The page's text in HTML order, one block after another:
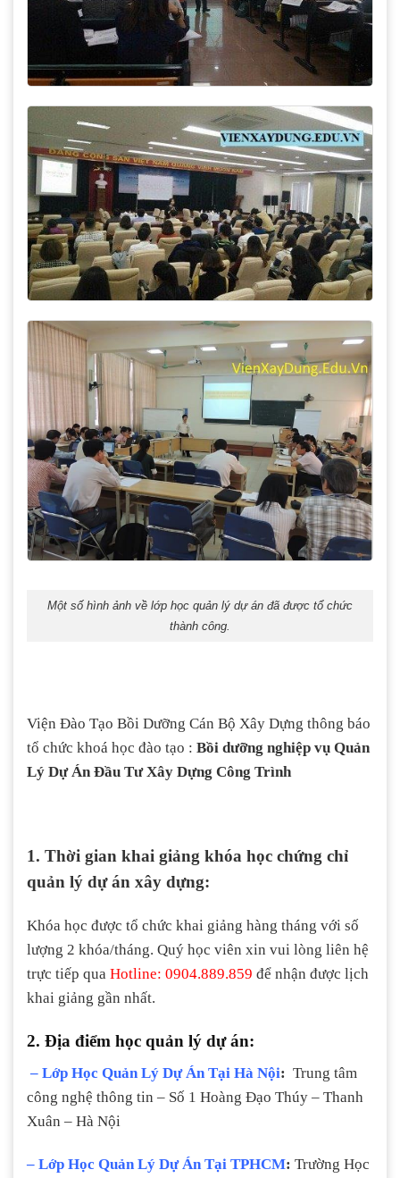
Một số hình ảnh về lớp học quản lý dự án đã được tổ chức
thành công.
Viện Đào Tạo Bồi Dưỡng Cán Bộ Xây Dựng thông báo
tổ chức khoá học đào tạo : Bồi dưỡng nghiệp vụ Quản
Lý Dự Án Đầu Tư Xây Dựng Công Trình
1. Thời gian khai giảng khóa học chứng chỉ
quản lý dự án xây dựng:
Khóa học được tổ chức khai giảng hàng tháng với số
lượng 2 khóa/tháng. Quý học viên xin vui lòng liên hệ
trực tiếp qua Hotline: 0904.889.859 để nhận được lịch
khai giảng gần nhất.
2. Địa điểm học quản lý dự án:
– Lớp Học Quản Lý Dự Án Tại Hà Nội: Trung tâm
công nghệ thông tin – Số 1 Hoàng Đạo Thúy – Thanh
Xuân – Hà Nội
– Lớp Học Quản Lý Dự Án Tại TPHCM: Trường Học